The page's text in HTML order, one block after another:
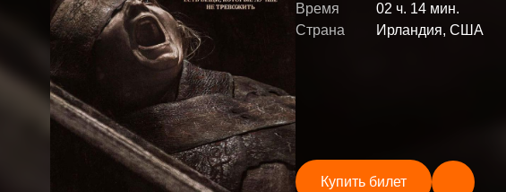
Время
02 ч. 14 мин.
Страна
Ирландия, США
Купить билет